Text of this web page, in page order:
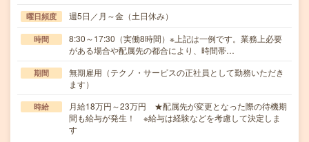
曜日頻度 週5日／月～金（土日休み）
時間
8:30～17:30（実働8時間）※上記は一例です。業務上必要
がある場合や配属先の都合により、時間帯…
期間
無期雇用（テクノ・サービスの正社員として勤務いただき
ます）
時給
月給18万円～23万円 ★配属先が変更となった際の待機期
間も給与が発生！ ※給与は経験などを考慮して決定しま
す